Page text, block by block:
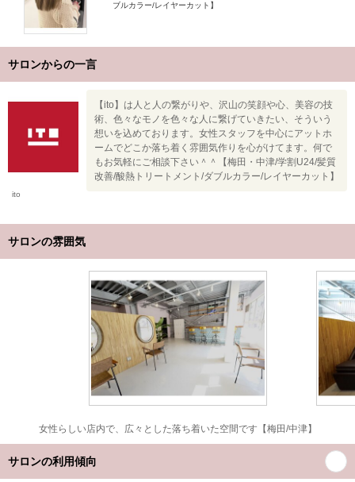
ブルカラー/レイヤーカット】
サロンからの一言
ito
【ito】は人と人の繋がりや、沢山の笑顔や心、美容の技
術、色々なモノを色々な人に繋げていきたい、そういう
想いを込めております。女性スタッフを中心にアットホ
ームでどこか落ち着く雰囲気作りを心がけてます。何で
もお気軽にご相談下さい＾＾【梅田・中津/学割U24/髪質
改善/酸熱トリートメント/ダブルカラー/レイヤーカット】
サロンの雰囲気
女性らしい店内で、広々とした落ち着いた空間です【梅田/中津】
サロンの利用傾向